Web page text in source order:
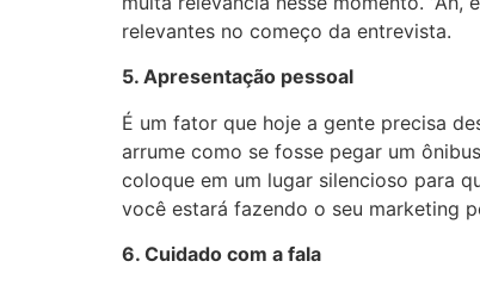
relevantes no começo da entrevista.
5. Apresentação pessoal
É um fator que hoje a gente precisa
arrume como se fosse pegar um
coloque em um lugar silencioso para
você estará fazendo o seu marketing
6. Cuidado com a fala